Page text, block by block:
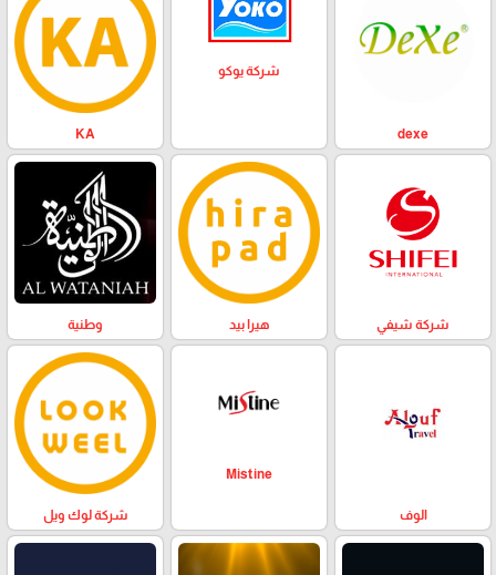
dexe
شركة يوكو
KA
شركة شيفي هيرا بيد وطنية
الوف
Mistine
شركة لوك ويل